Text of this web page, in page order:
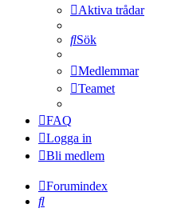
Aktiva trådar
Sök
Medlemmar
Teamet
FAQ
Logga in
Bli medlem
Forumindex
Sök